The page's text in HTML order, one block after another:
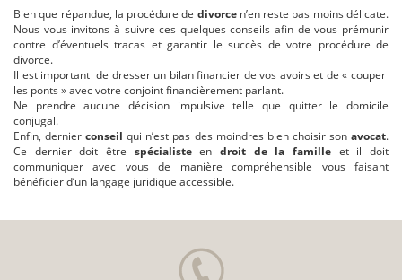
Bien que répandue, la procédure de divorcen’en reste pas moins délicate.
Nous vous invitons à suivre ces quelques conseils afin de vous prémunir
contre d’éventuels tracas et garantir le succès de votre procédure de
divorce.
Il est important de dresser un bilan financier de vos avoirs et de « couper
les ponts » avec votre conjoint financièrement parlant.
Ne prendre aucune décision impulsive telle que quitter le domicile
conjugal.
Enfin, dernierconseil qui n’est pas des moindres bien choisir sonavocat.
Ce dernier doit être spécialisteendroit de la famille et il doit
communiquer avec vous de manière compréhensible vous faisant
bénéficier d’un langage juridique accessible.